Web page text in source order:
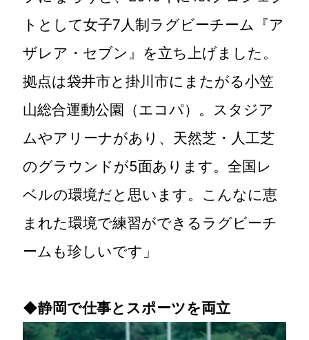
トとして女子7人制ラグビーチーム『ア
ザレア・セブン』を立ち上げました。
拠点は袋井市と掛川市にまたがる小笠
山総合運動公園（エコパ）。スタジア
ムやアリーナがあり、天然芝・人工芝
のグラウンドが5面あります。全国レ
ベルの環境だと思います。こんなに恵
まれた環境で練習ができるラグビーチ
ームも珍しいです」
◆静岡で仕事とスポーツを両立